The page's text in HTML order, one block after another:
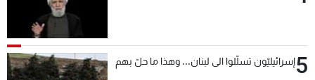
5إسرائيليّون تسلّلوا الى لبنان... وهذا ما حلّ بهم